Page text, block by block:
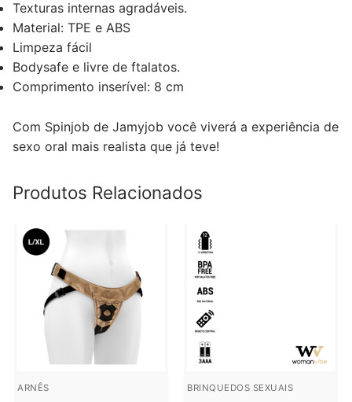
Texturas internas agradáveis.
Material: TPE e ABS
Limpeza fácil
Bodysafe e livre de ftalatos.
Comprimento inserível: 8 cm
Com Spinjob de Jamyjob você viverá a experiência de
sexo oral mais realista que já teve!
Produtos Relacionados
ARNÊS BRINQUEDOS SEXUAIS